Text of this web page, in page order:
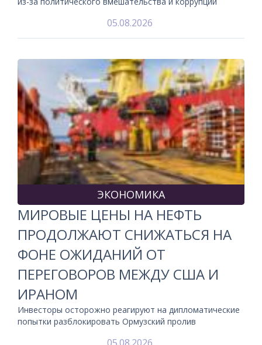
05.08.2026
ЭКОНОМИКА
МИРОВЫЕ ЦЕНЫ НА НЕФТЬ
ПРОДОЛЖАЮТ СНИЖАТЬСЯ НА
ФОНЕ ОЖИДАНИЙ ОТ
ПЕРЕГОВОРОВ МЕЖДУ США И
ИРАНОМ
Инвесторы осторожно реагируют на дипломатические
попытки разблокировать Ормузский пролив